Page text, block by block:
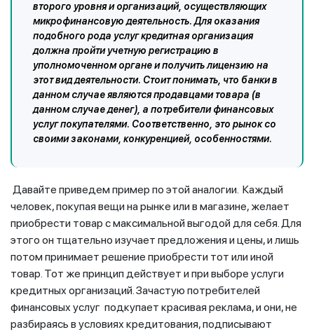
второго уровня и организаций, осуществляющих
микрофинансовую деятельность. Для оказания
подобного рода услуг кредитная организация
должна пройти учетную регистрацию в
уполномоченном органе и получить лицензию на
этот вид деятельности. Стоит понимать, что банки в
данном случае являются продавцами товара (в
данном случае денег), а потребители финансовых
услуг покупателями. Соответственно, это рынок со
своими законами, конкуренцией, особенностями.
Давайте приведем пример по этой аналогии. Каждый
человек, покупая вещи на рынке или в магазине, желает
приобрести товар с максимальной выгодой для себя. Для
этого он тщательно изучает предложения и цены, и лишь
потом принимает решение приобрести тот или иной
товар. Тот же принцип действует и при выборе услуги
кредитных организаций. Зачастую потребителей
финансовых услуг подкупает красивая реклама, и они, не
разбираясь в условиях кредитования, подписывают